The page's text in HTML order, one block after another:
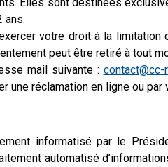
ans.
votre droit à la
peut être retiré à tout
mail suivante :
réclamation en ligne ou par
informatisé par le
automatisé